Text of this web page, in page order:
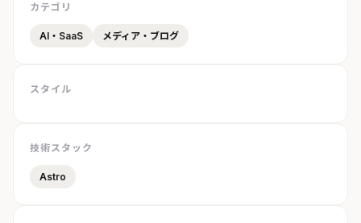
カテゴリ
AI・SaaS メディア・ブログ
スタイル
技術スタック
Astro